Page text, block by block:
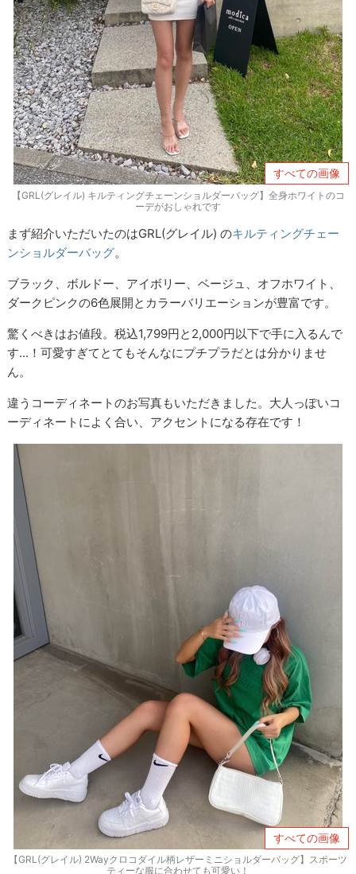
すべての画像
【GRL(グレイル) キルティングチェーンショルダーバッグ】全身ホワイトのコ
ーデがおしゃれです
まず紹介いただいたのはGRL(グレイル) のキルティングチェー
ンショルダーバッグ。
ブラック、ボルドー、アイボリー、ベージュ、オフホワイト、
ダークピンクの6色展開とカラーバリエーションが豊富です。
驚くべきはお値段。税込1,799円と2,000円以下で手に入るんで
す...！可愛すぎてとてもそんなにプチプラだとは分かりませ
ん。
違うコーディネートのお写真もいただきました。大人っぽいコ
ーディネートによく合い、アクセントになる存在です！
すべての画像
【GRL(グレイル) 2Wayクロコダイル柄レザーミニショルダーバッグ】スポーツ
ティーな服に合わせても可愛い！